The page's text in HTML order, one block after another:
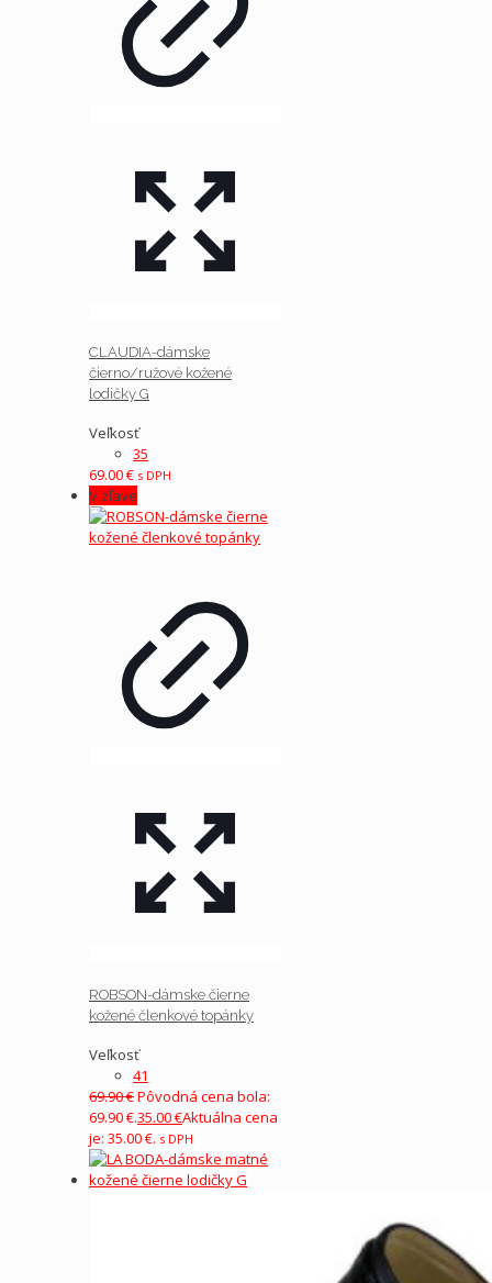
CLAUDIA-dámske
čierno/ružové kožené
lodičky G
Veľkosť
35
69.00€ s DPH
V zľave
ROBSON-dámske čierne
kožené členkové topánky
Veľkosť
41
69.90€Pôvodná cena bola:
69.90 €.35.00€Aktuálna cena
je: 35.00 €. s DPH